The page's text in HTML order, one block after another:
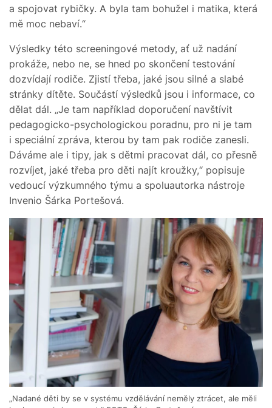
a spojovat rybičky. A byla tam bohužel i matika, která
mě moc nebaví.“
Výsledky této screeningové metody, ať už nadání
prokáže, nebo ne, se hned po skončení testování
dozvídají rodiče. Zjistí třeba, jaké jsou silné a slabé
stránky dítěte. Součástí výsledků jsou i informace, co
dělat dál. „Je tam například doporučení navštívit
pedagogicko-psychologickou poradnu, pro ni je tam
i speciální zpráva, kterou by tam pak rodiče zanesli.
Dáváme ale i tipy, jak s dětmi pracovat dál, co přesně
rozvíjet, jaké třeba pro děti najít kroužky,“ popisuje
vedoucí výzkumného týmu a spoluautorka nástroje
Invenio Šárka Portešová.
„Nadané děti by se v systému vzdělávání neměly ztrácet, ale měli